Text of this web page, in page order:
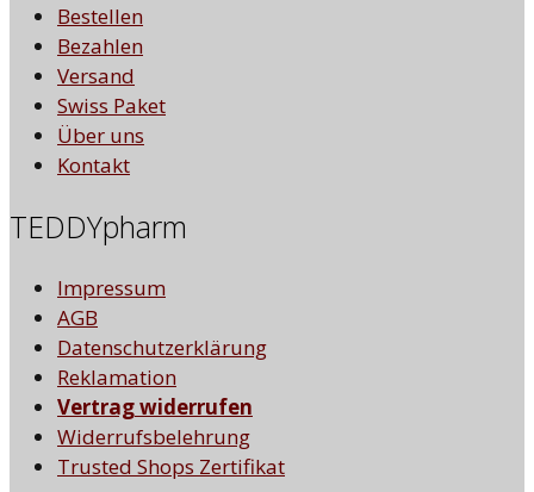
Bestellen
Bezahlen
Versand
Swiss Paket
Über uns
Kontakt
TEDDYpharm
Impressum
AGB
Datenschutzerklärung
Reklamation
Vertrag widerrufen
Widerrufsbelehrung
Trusted Shops Zertifikat